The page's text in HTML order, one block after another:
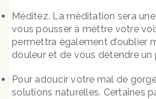
Méditez. La méditation sera
vous pousser à mettre votre
permettra également d’oublier
douleur et de vous détendre un
Pour adoucir votre mal de
solutions naturelles. Certaines